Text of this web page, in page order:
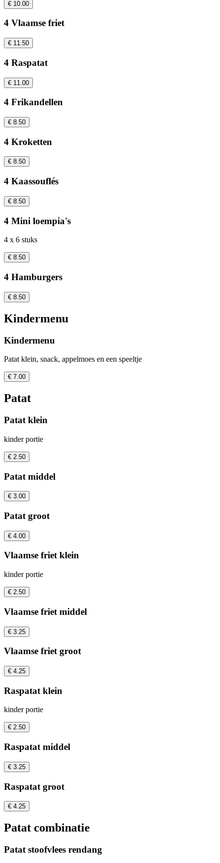
€ 10.00
4 Vlaamse friet
€ 11.50
4 Raspatat
€ 11.00
4 Frikandellen
€ 8.50
4 Kroketten
€ 8.50
4 Kaassouflés
€ 8.50
4 Mini loempia's
4 x 6 stuks
€ 8.50
4 Hamburgers
€ 8.50
Kindermenu
Kindermenu
Patat klein, snack, appelmoes en een speeltje
€ 7.00
Patat
Patat klein
kinder portie
€ 2.50
Patat middel
€ 3.00
Patat groot
€ 4.00
Vlaamse friet klein
kinder portie
€ 2.50
Vlaamse friet middel
€ 3.25
Vlaamse friet groot
€ 4.25
Raspatat klein
kinder portie
€ 2.50
Raspatat middel
€ 3.25
Raspatat groot
€ 4.25
Patat combinatie
Patat stoofvlees rendang